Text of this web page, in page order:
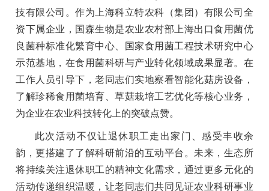
技有限公司。作为上海科立特农科（集团）有限公司全
资下属企业，国森生物是农业农村部上海出口食用菌优
良菌种标准化繁育中心、国家食用菌工程技术研究中心
示范基地，在食用菌科研与产业转化领域成果显著。在
工作人员引导下，老同志们实地察看智能化菇房设备，
了解珍稀食用菌培育、草菇栽培工艺优化等核心业务，
为企业在农业科技转化上的突破点赞。
此次活动不仅让退休职工走出家门、感受丰收余
韵，更搭建了了解科研前沿的互动平台。未来，生态所
将持续关注退休职工的精神文化需求，通过更多元化的
活动传递组织温暖，让老同志们共同见证农业科研事业